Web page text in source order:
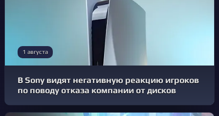
1 августа
В Sony видят негативную реакцию игроков
по поводу отказа компании от дисков